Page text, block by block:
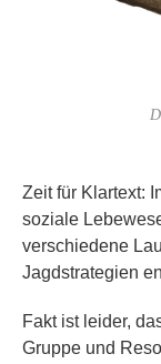
Zeit für Klartext:
soziale
verschiedene
Jagdstrategien
Fakt ist leider,
Gruppe und